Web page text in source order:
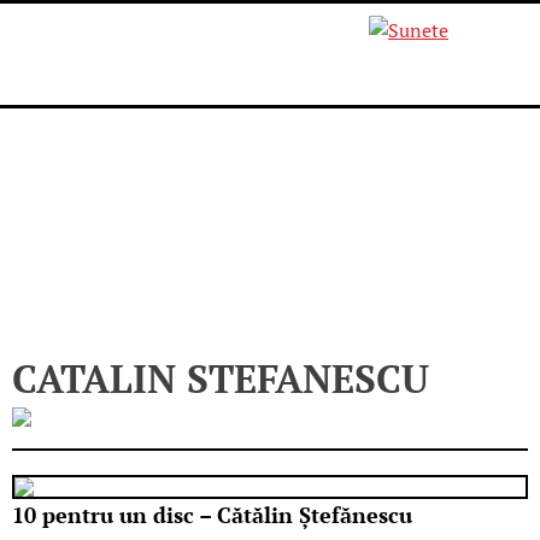
CATALIN STEFANESCU
10 pentru un disc – Cătălin Ștefănescu